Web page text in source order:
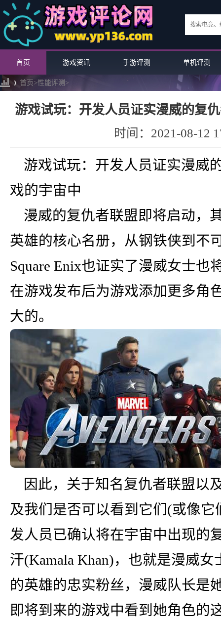
首页 游戏资讯 手游评测 单机评测
首页>性能评测 >
游戏试玩：开发人员证实漫威的复
中
时间：2021-08-12
游戏试玩：开发人员证实漫威
戏的宇宙中
漫威的复仇者联盟即将启动，
英雄的核心名册，从钢铁侠到不
Square Enix也证实了漫威女士
在游戏发布后为游戏添加更多角
大的。
因此，关于知名复仇者联盟以
及我们是否可以看到它们(或像
发人员已确认将在宇宙中出现的
汗(Kamala Khan)，也就是漫威
的英雄的忠实粉丝，漫威队长是
即将到来的游戏中看到她角色的